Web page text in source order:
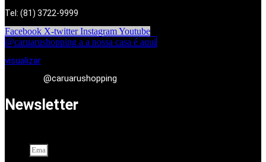
Tel: (81) 3722-9999
Facebook X-twitter InstagramYoutube
@caruarushopping a a nossa casa é aqui
visualizar
@caruarushopping
Newsletter